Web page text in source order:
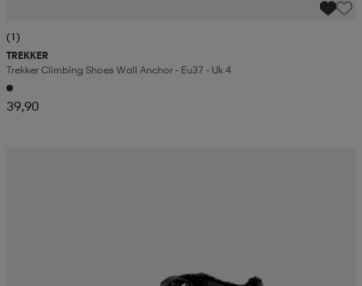
(1)
TREKKER
Trekker Climbing Shoes Wall Anchor - Eu37 - Uk 4
39,90